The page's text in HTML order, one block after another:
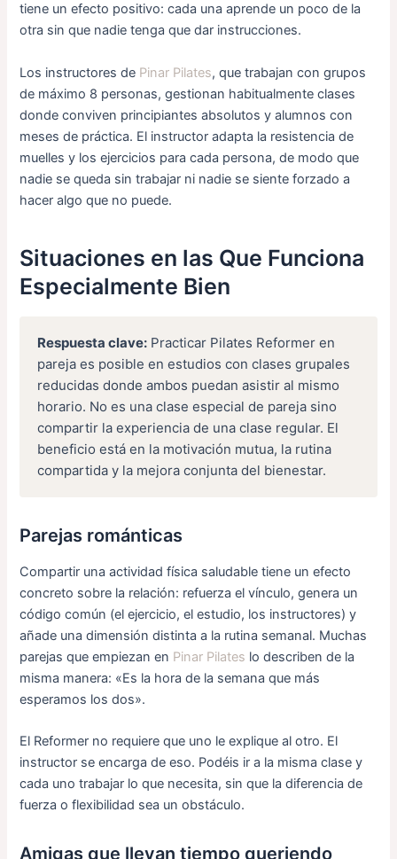
tiene un efecto positivo: cada una aprende un poco de la
otra sin que nadie tenga que dar instrucciones.
Los instructores de Pinar Pilates, que trabajan con grupos
de máximo 8 personas, gestionan habitualmente clases
donde conviven principiantes absolutos y alumnos con
meses de práctica. El instructor adapta la resistencia de
muelles y los ejercicios para cada persona, de modo que
nadie se queda sin trabajar ni nadie se siente forzado a
hacer algo que no puede.
Situaciones en las Que Funciona
Especialmente Bien
Respuesta clave: Practicar Pilates Reformer en
pareja es posible en estudios con clases grupales
reducidas donde ambos puedan asistir al mismo
horario. No es una clase especial de pareja sino
compartir la experiencia de una clase regular. El
beneficio está en la motivación mutua, la rutina
compartida y la mejora conjunta del bienestar.
Parejas románticas
Compartir una actividad física saludable tiene un efecto
concreto sobre la relación: refuerza el vínculo, genera un
código común (el ejercicio, el estudio, los instructores) y
añade una dimensión distinta a la rutina semanal. Muchas
parejas que empiezan en Pinar Pilates lo describen de la
misma manera: «Es la hora de la semana que más
esperamos los dos».
El Reformer no requiere que uno le explique al otro. El
instructor se encarga de eso. Podéis ir a la misma clase y
cada uno trabajar lo que necesita, sin que la diferencia de
fuerza o flexibilidad sea un obstáculo.
Amigas que llevan tiempo queriendo